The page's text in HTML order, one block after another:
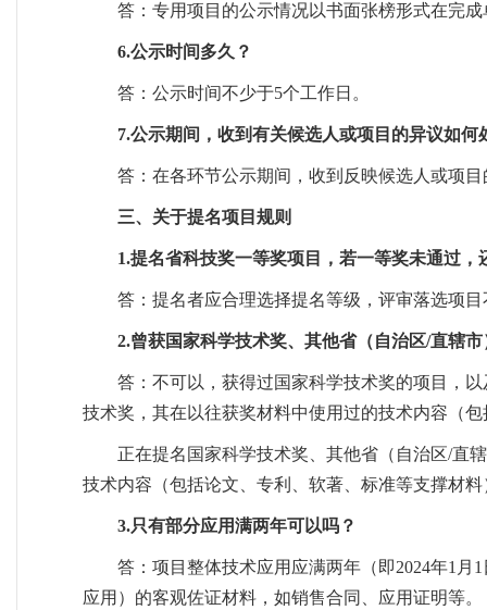
答：专用项目的公示情况以书面张榜形式在完
6.公示时间多久？
答：公示时间不少于5个工作日。
7.公示期间，收到有关候选人或项目的异议如何
答：在各环节公示期间，收到反映候选人或项
三、关于提名项目规则
1.提名省科技奖一等奖项目，若一等奖未通过
答：提名者应合理选择提名等级，评审落选项
2.曾获国家科学技术奖、其他省（自治区/直辖
答：不可以，获得过国家科学技术奖的项目，
技术奖，其在以往获奖材料中使用过的技术内容（
正在提名国家科学技术奖、其他省（自治区/直
技术内容（包括论文、专利、软著、标准等支撑材
3.只有部分应用满两年可以吗？
答：项目整体技术应用应满两年（即2024年1月
应用）的客观佐证材料，如销售合同、应用证明等。